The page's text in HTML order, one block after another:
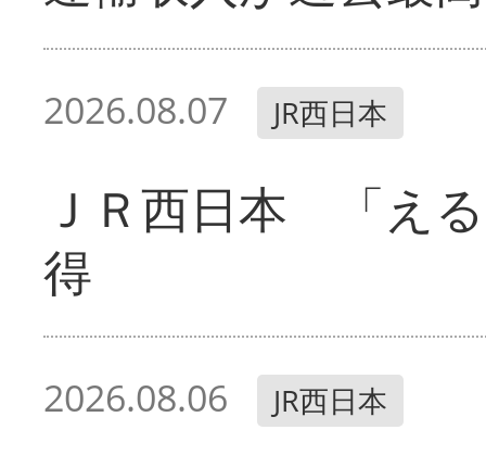
2026.08.07 JR西日本
ＪＲ西日本 「え
得
2026.08.06 JR西日本